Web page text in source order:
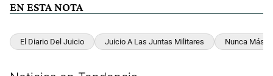
EN ESTA NOTA
El Diario Del Juicio Juicio A Las Juntas Militares Nunca Más